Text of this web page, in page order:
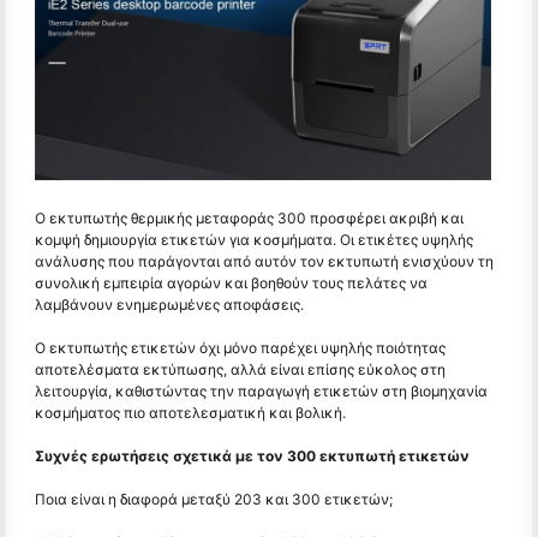
Ο εκτυπωτής θερμικής μεταφοράς 300 προσφέρει ακριβή και
κομψή δημιουργία ετικετών για κοσμήματα. Οι ετικέτες υψηλής
ανάλυσης που παράγονται από αυτόν τον εκτυπωτή ενισχύουν τη
συνολική εμπειρία αγορών και βοηθούν τους πελάτες να
λαμβάνουν ενημερωμένες αποφάσεις.
Ο εκτυπωτής ετικετών όχι μόνο παρέχει υψηλής ποιότητας
αποτελέσματα εκτύπωσης, αλλά είναι επίσης εύκολος στη
λειτουργία, καθιστώντας την παραγωγή ετικετών στη βιομηχανία
κοσμήματος πιο αποτελεσματική και βολική.
Συχνές ερωτήσεις σχετικά με τον 300 εκτυπωτή ετικετών
Ποια είναι η διαφορά μεταξύ 203 και 300 ετικετών;